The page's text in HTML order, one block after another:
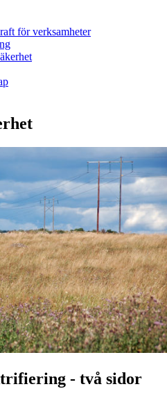
för verksamheter
- två sidor